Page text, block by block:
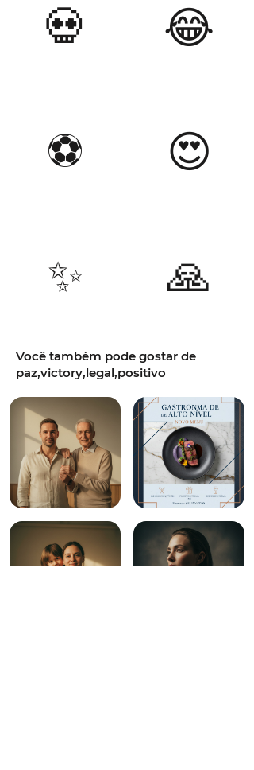
💀
⚽
✨
😂
😍
🙏
Você também pode gostar de
paz,victory,legal,positivo